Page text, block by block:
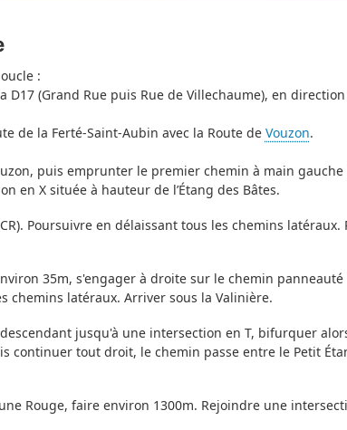
:
D17 (Grand Rue puis Rue de Villechaume), en
de la Ferté-Saint-Aubin avec la Route de Vouzon.
puis emprunter le premier chemin à main gauche
en X située à hauteur de l’Étang des Bâtes.
Poursuivre en délaissant tous les chemins latéraux.
35m, s'engager à droite sur le chemin panneauté
chemins latéraux. Arriver sous la Valinière.
jusqu'à une intersection en T, bifurquer
continuer tout droit, le chemin passe entre le Petit
Rouge, faire environ 1300m. Rejoindre une